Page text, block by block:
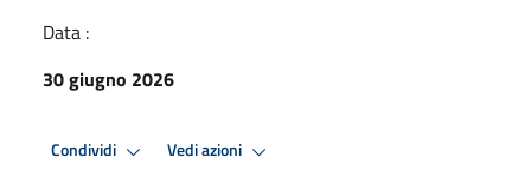
Data :
30 giugno 2026
Condividi Vedi azioni